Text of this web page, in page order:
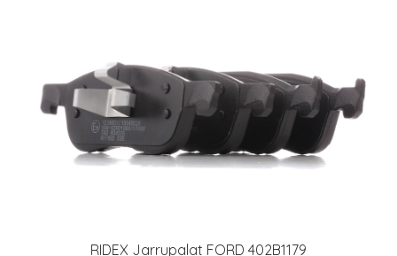
RIDEX Jarrupalat FORD 402B1179